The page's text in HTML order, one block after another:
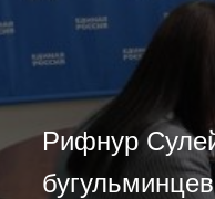
Рифнур
бугульминцев